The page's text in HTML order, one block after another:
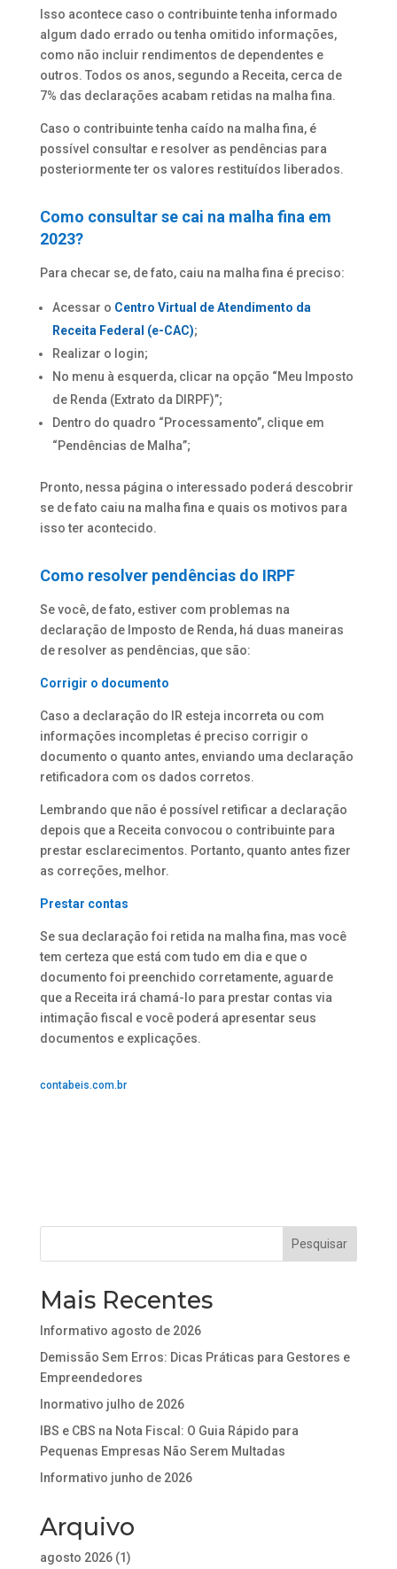
Isso acontece caso o contribuinte tenha informado
algum dado errado ou tenha omitido informações,
como não incluir rendimentos de dependentes e
outros. Todos os anos, segundo a Receita, cerca de
7% das declarações acabam retidas na malha fina.
Caso o contribuinte tenha caído na malha fina, é
possível consultar e resolver as pendências para
posteriormente ter os valores restituídos liberados.
Como consultar se cai na malha fina em
2023?
Para checar se, de fato, caiu na malha fina é preciso:
Acessar o Centro Virtual de Atendimento da
Receita Federal (e-CAC);
Realizar o login;
No menu à esquerda, clicar na opção “Meu Imposto
de Renda (Extrato da DIRPF)”;
Dentro do quadro “Processamento”, clique em
“Pendências de Malha”;
Pronto, nessa página o interessado poderá descobrir
se de fato caiu na malha fina e quais os motivos para
isso ter acontecido.
Como resolver pendências do IRPF
Se você, de fato, estiver com problemas na
declaração de Imposto de Renda, há duas maneiras
de resolver as pendências, que são:
Corrigir o documento
Caso a declaração do IR esteja incorreta ou com
informações incompletas é preciso corrigir o
documento o quanto antes, enviando uma declaração
retificadora com os dados corretos.
Lembrando que não é possível retificar a declaração
depois que a Receita convocou o contribuinte para
prestar esclarecimentos. Portanto, quanto antes fizer
as correções, melhor.
Prestar contas
Se sua declaração foi retida na malha fina, mas você
tem certeza que está com tudo em dia e que o
documento foi preenchido corretamente, aguarde
que a Receita irá chamá-lo para prestar contas via
intimação fiscal e você poderá apresentar seus
documentos e explicações.
contabeis.com.br
Mais Recentes
Informativo agosto de 2026
Demissão Sem Erros: Dicas Práticas para Gestores e
Empreendedores
Inormativo julho de 2026
IBS e CBS na Nota Fiscal: O Guia Rápido para
Pequenas Empresas Não Serem Multadas
Informativo junho de 2026
Arquivo
agosto 2026(1)